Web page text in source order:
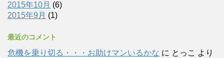
2015年10月 (6)
2015年9月 (1)
最近のコメント
危機を乗り切る・・・お助けマンいるかな に とっこ より